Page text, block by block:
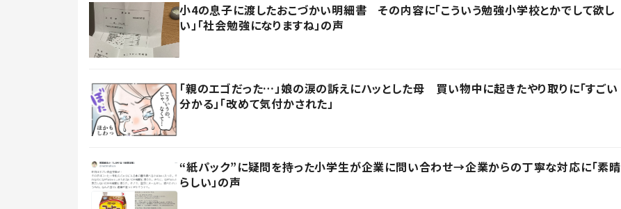
小4の息子に渡したおこづかい明細書 その内容に「こういう勉強小学校とかでして欲し
い」「社会勉強になりますね」の声
「親のエゴだった…」娘の涙の訴えにハッとした母 買い物中に起きたやり取りに「すごい
分かる」「改めて気付かされた」
“紙パック”に疑問を持った小学生が企業に問い合わせ→企業からの丁寧な対応に「素晴
らしい」の声